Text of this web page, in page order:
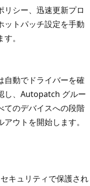
リシー、迅速更新プロ
ットパッチ設定を手動
。
自動でドライバーを確
し、Autopatch グルー
てのデバイスへの段階
アウトを開始します。
キュリティで保護され